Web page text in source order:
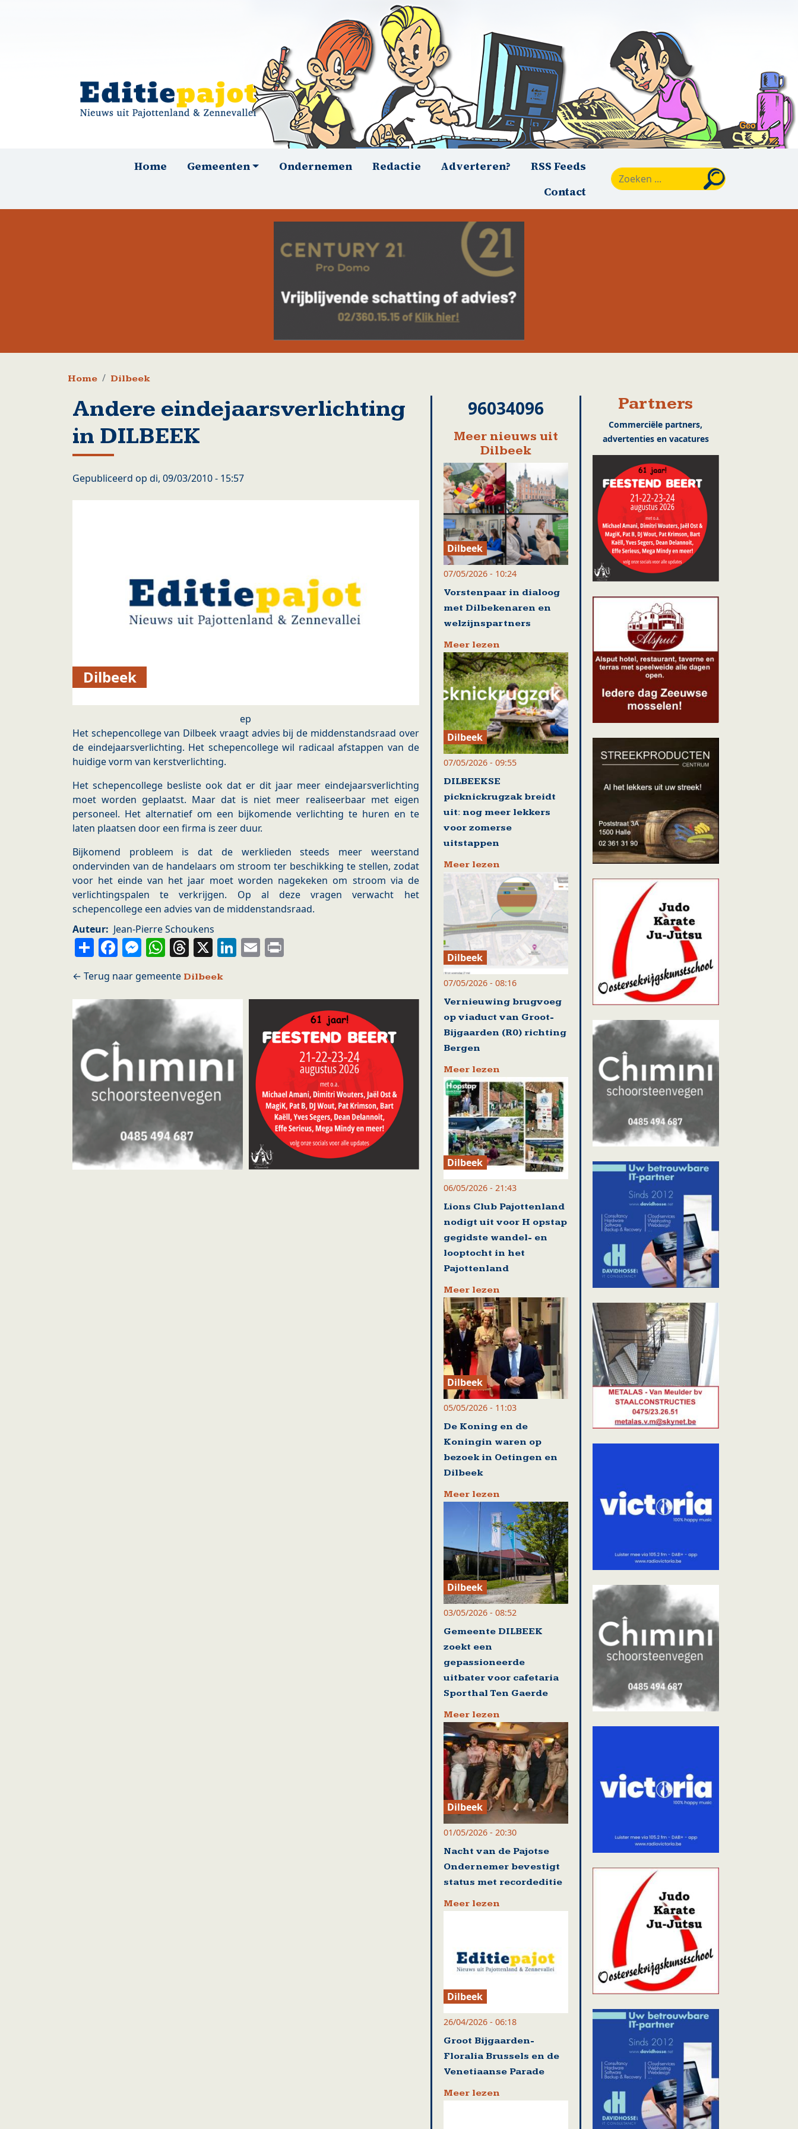
HoofdnavigatieHome Gemeenten Ondernemen Redactie Adverteren?
RSS Feeds
Contact
Kruimelpad
Home Dilbeek
Andere eindejaarsverlichting
in DILBEEK
Gepubliceerd op di, 09/03/2010 - 15:57
Dilbeek
ep
Het schepencollege van Dilbeek vraagt advies bij de middenstandsraad over
de eindejaarsverlichting. Het schepencollege wil radicaal afstappen van de
huidige vorm van kerstverlichting.
Het schepencollege besliste ook dat er dit jaar meer eindejaarsverlichting
moet worden geplaatst. Maar dat is niet meer realiseerbaar met eigen
personeel. Het alternatief om een bijkomende verlichting te huren en te
laten plaatsen door een firma is zeer duur.
Bijkomend probleem is dat de werklieden steeds meer weerstand
ondervinden van de handelaars om stroom ter beschikking te stellen, zodat
voor het einde van het jaar moet worden nagekeken om stroom via de
verlichtingspalen te verkrijgen. Op al deze vragen verwacht het
schepencollege een advies van de middenstandsraad.
Auteur
Jean-Pierre Schoukens
ShareFacebook
Messenger
WhatsApp
Threads
X LinkedIn
Email
Dilbeek
96034096
Meer nieuws uit
Dilbeek
Dilbeek
07/05/2026 - 10:24
Vorstenpaar in dialoog
met Dilbekenaren en
welzijnspartners
Meer lezen
Dilbeek
07/05/2026 - 09:55
DILBEEKSE
picknickrugzak breidt
uit: nog meer lekkers
voor zomerse
uitstappen
Meer lezen
Dilbeek
07/05/2026 - 08:16
Vernieuwing brugvoeg
op viaduct van Groot-
Bijgaarden (R0) richting
Bergen
Meer lezen
Dilbeek
06/05/2026 - 21:43
Lions Club Pajottenland
nodigt uit voor H opstap
gegidste wandel- en
looptocht in het
Pajottenland
Meer lezen
Dilbeek
05/05/2026 - 11:03
De Koning en de
Koningin waren op
bezoek in Oetingen en
Dilbeek
Meer lezen
Dilbeek
03/05/2026 - 08:52
Gemeente DILBEEK
zoekt een
gepassioneerde
uitbater voor cafetaria
Sporthal Ten Gaerde
Meer lezen
Dilbeek
01/05/2026 - 20:30
Nacht van de Pajotse
Ondernemer bevestigt
status met recordeditie
Meer lezen
Dilbeek
26/04/2026 - 06:18
Groot Bijgaarden-
Floralia Brussels en de
Venetiaanse Parade
Meer lezen
Partners
Commerciële partners,
advertenties en vacatures